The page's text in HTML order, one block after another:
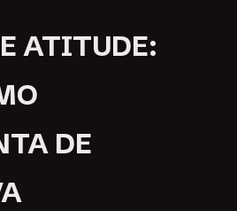
ATITUDE:
DE